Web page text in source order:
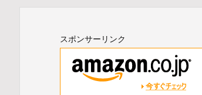
スポンサーリンク